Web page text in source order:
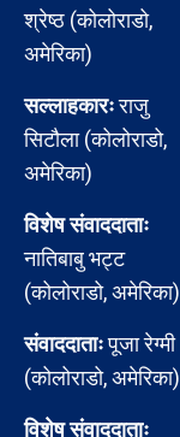
श्रेष्ठ (कोलोराडो,
अमेरिका)
सल्लाहकारःराजु
सिटौला (कोलोराडो,
अमेरिका)
विशेष संवाददाताः
नातिबाबु भट्ट
(कोलोराडो, अमेरिका)
संवाददाताःपूजा रेग्मी
(कोलोराडो, अमेरिका)
विशेष संवाददाताः